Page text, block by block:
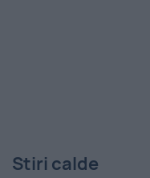
Stiri calde